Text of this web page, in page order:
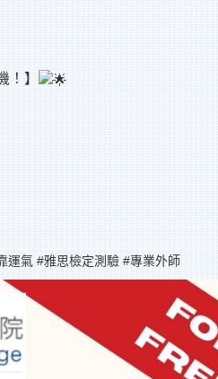
！】
運氣 #雅思檢定測驗 #專業外師